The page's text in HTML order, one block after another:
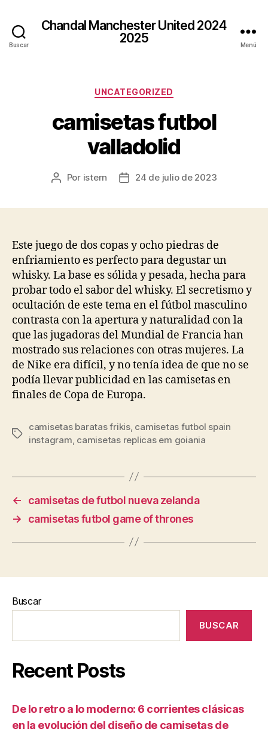
Buscar
Chandal Manchester United 2024
2025
Menú
Categorías
UNCATEGORIZED
camisetas futbol
valladolid
Autor
Por istern
Fecha24 de julio de 2023
Este juego de dos copas y ocho piedras de
enfriamiento es perfecto para degustar un
whisky. La base es sólida y pesada, hecha para
probar todo el sabor del whisky. El secretismo y
ocultación de este tema en el fútbol masculino
contrasta con la apertura y naturalidad con la
que las jugadoras del Mundial de Francia han
mostrado sus relaciones con otras mujeres. La
de Nike era difícil, y no tenía idea de que no se
podía llevar publicidad en las camisetas en
finales de Copa de Europa.
Etiquetas
camisetas baratas frikis, camisetas futbol spain
instagram camisetas replicas em goiania
←
camisetas de futbol nueva zelanda
→
camisetas futbol game of thrones
Buscar
BUSCAR
Recent Posts
De lo retro a lo moderno: 6 corrientes clásicas
en la evolución del diseño de camisetas de